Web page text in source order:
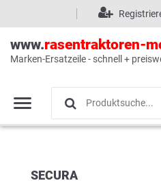
www.rasentraktoren-
Marken-Ersatzeile - schnell +
SECURA